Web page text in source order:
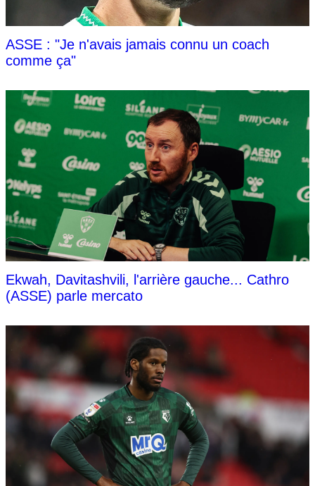
ASSE : "Je n'avais jamais connu un coach
comme ça"
Ekwah, Davitashvili, l'arrière gauche... Cathro
(ASSE) parle mercato